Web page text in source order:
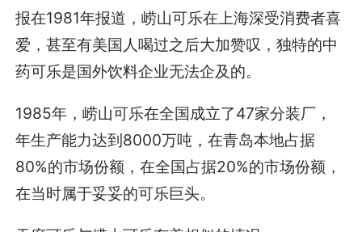
报在1981年报道，崂山可乐在上海深受消费者喜
爱，甚至有美国人喝过之后大加赞叹，独特的中
药可乐是国外饮料企业无法企及的。
1985年，崂山可乐在全国成立了47家分装厂，
年生产能力达到8000万吨，在青岛本地占据
80%的市场份额，在全国占据20%的市场份额，
在当时属于妥妥的可乐巨头。